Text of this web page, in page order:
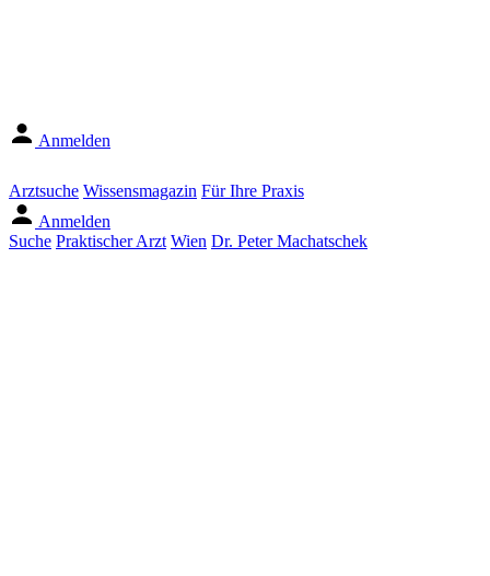
Anmelden
Arztsuche Wissensmagazin Für Ihre Praxis
Anmelden
Suche Praktischer Arzt Wien Dr. Peter Machatschek